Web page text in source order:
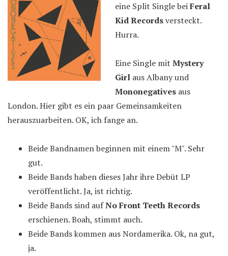
eine Split Single beiFeral
Kid Recordsversteckt.
Hurra.
Eine Single mit Mystery
Girl aus Albany und
Mononegatives aus
London. Hier gibt es ein paar Gemeinsamkeiten
herauszuarbeiten. OK, ich fange an.
Beide Bandnamen beginnen mit einem "M". Sehr
gut.
Beide Bands haben dieses Jahr ihre Debüt LP
veröffentlicht. Ja, ist richtig.
Beide Bands sind aufNo Front Teeth Records
erschienen. Boah, stimmt auch.
Beide Bands kommen aus Nordamerika. Ok, na gut,
ja.